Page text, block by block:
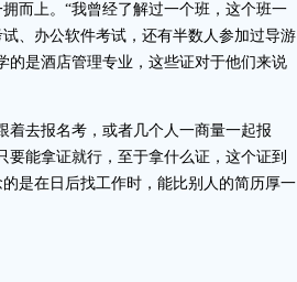
而上。“我曾经了解过一个班，这个班一
、办公软件考试，还有半数人参加过导游
的是酒店管理专业，这些证对于他们来说
去报名考，或者几个人一商量一起报
能拿证就行，至于拿什么证，这个证到
是在日后找工作时，能比别人的简历厚一